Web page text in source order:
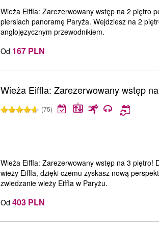
Wieża Eiffla: Zarezerwowany wstęp na 2 piętro
piersiach panoramę Paryża. Wejdziesz na 2
anglojęzycznym przewodnikiem.
Od 167 PLN
Wieża Eiffla: Zarezerwowany wstęp
(75)
Wieża Eiffla: Zarezerwowany wstęp na 3 piętro!
wieży Eiffla, dzięki czemu zyskasz nową
zwiedzanie wieży Eiffla w Paryżu.
Od 403 PLN